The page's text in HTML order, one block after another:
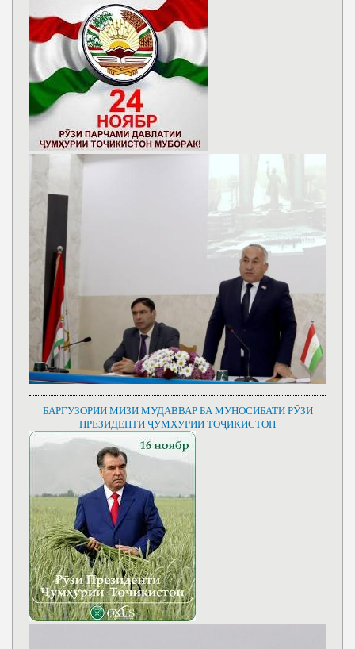
БАРГУЗОРИИ МИЗИ МУДАВВАР БА МУНОСИБАТИ РӮЗИ
ПРЕЗИДЕНТИ ҶУМҲУРИИ ТОҶИКИСТОН